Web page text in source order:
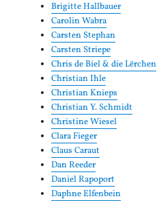
Brigitte Hallbauer
Carolin Wabra
Carsten Stephan
Carsten Striepe
Chris de Biel & die Lërchen
Christian Ihle
Christian Knieps
Christian Y. Schmidt
Christine Wiesel
Clara Fieger
Claus Caraut
Dan Reeder
Daniel Rapoport
Daphne Elfenbein